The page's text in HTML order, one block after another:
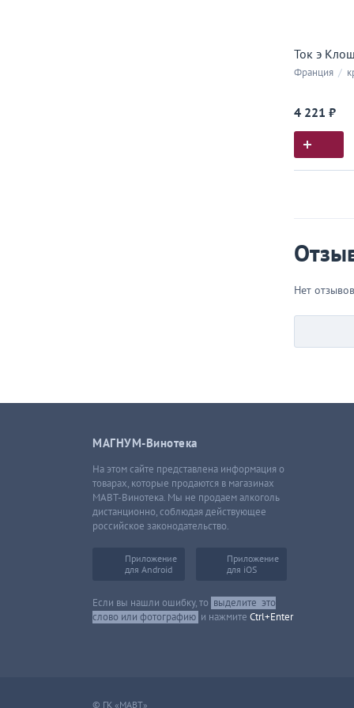
Ток э
Франция /
4 221 ₽
Нет отзывов
МАГНУМ-Винотека
На этом сайте представлена информация о
товарах, которые продаются в магазинах
МАВТ-Винотека. Мы не продаем алкоголь
дистанционно, соблюдая действующее
российское законодательство.
Приложение
для Android
Приложение
для iOS
Если вы нашли ошибку, то выделите это
слово или фотографию и нажмите Ctrl+Enter
© ГК «МАВТ»